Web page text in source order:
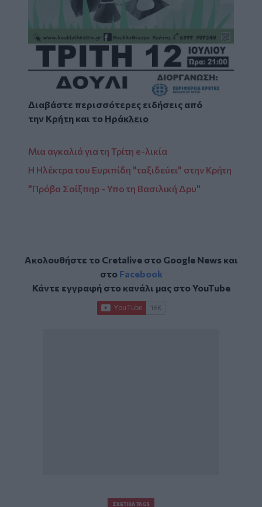
Διαβάστε περισσότερες ειδήσεις από
την Κρήτη και το Ηράκλειο
Μια αγκαλιά για τη Τρίτη e-λικία
Η Ηλέκτρα του Ευριπίδη "ταξιδεύει" στην Κρήτη
"Πρόβα Σαίξπηρ - Υπο τη Βασιλική Δρυ"
Ακολουθήστε το Cretalive στο Google Newsκαι
στο Facebook
Κάντε εγγραφή στο κανάλι μας στοYouTube
ΣΧΕΤΙΚΆ TAGS